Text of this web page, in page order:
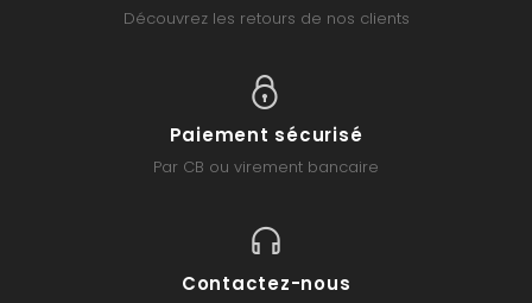
Découvrez les retours de nos clients
Paiement sécurisé
Par CB ou virement bancaire
Contactez-nous